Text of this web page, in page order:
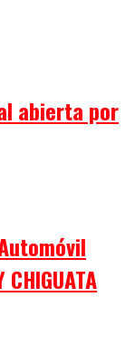
abierta por